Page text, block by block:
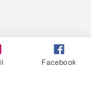
Facebook